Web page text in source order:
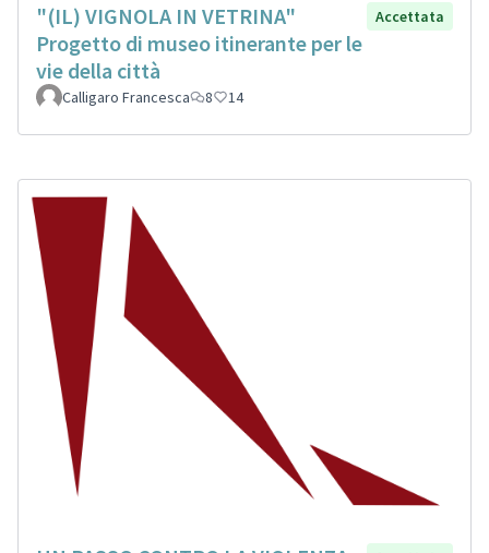
"(IL) VIGNOLA IN VETRINA"
Progetto di museo itinerante per le
vie della città
Accettata
Calligaro Francesca 8 14